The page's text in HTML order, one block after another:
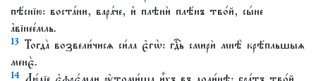
пѣ́снїю: воста́ни, вара́че, и҆ плѣнѝ плѣ́нъ тво́й, сы́не
а҆вїнее́мль.
13 Тогда̀ возвели́чисѧ си́ла є҆гѡ̀: гдⷭ҇ь смирѝ мнѣ̀ крѣ́пльшыѧ
менє̀.
14